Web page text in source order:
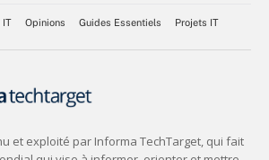
IT Opinions Guides Essentiels Projets IT